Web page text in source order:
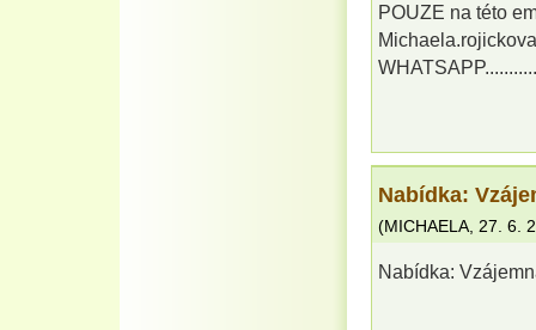
POUZE na této
Nabídka:
(MICHAELA 27. 6.
Nabídka: